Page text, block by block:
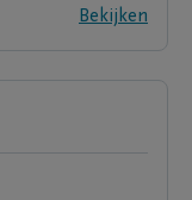
Bekijken